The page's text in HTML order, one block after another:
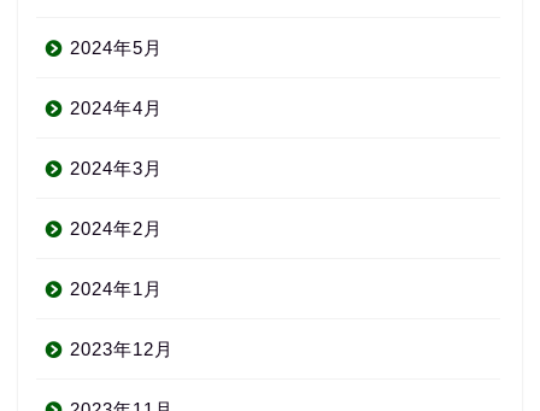
2024年5月
2024年4月
2024年3月
2024年2月
2024年1月
2023年12月